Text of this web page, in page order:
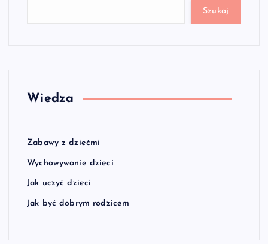
Szukaj
Wiedza
Zabawy z dziećmi
Wychowywanie dzieci
Jak uczyć dzieci
Jak być dobrym rodzicem